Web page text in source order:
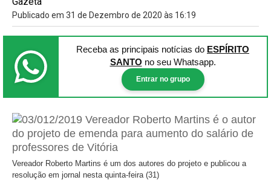
Publicado em 31 de Dezembro de 2020 às 16:19
Receba as principais notícias do ESPÍRITO
SANTO no seu Whatsapp.
Entrar no grupo
Vereador Roberto Martins é um dos autores do projeto e publicou a
resolução em jornal nesta quinta-feira (31)